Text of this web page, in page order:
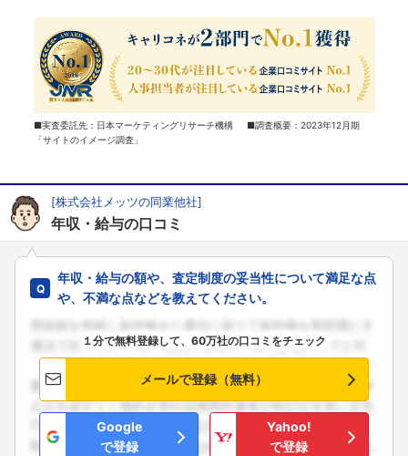
■実査委託先：日本マーケティングリサーチ機構 ■調査概要：2023年12月期
「サイトのイメージ調査」
[株式会社メッツの同業他社]
年収・給与の口コミ
年収・給与の額や、査定制度の妥当性について満足な点
や、不満な点などを教えてください。
１分で無料登録して、60万社の口コミをチェック
メールで登録（無料）
Google
で登録
Yahoo!
で登録